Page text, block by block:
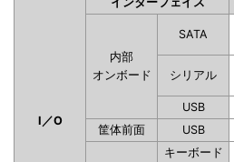
I／O
内部
オンボード
SATA
シリアル
USB
筐体前面
USB
キーボード